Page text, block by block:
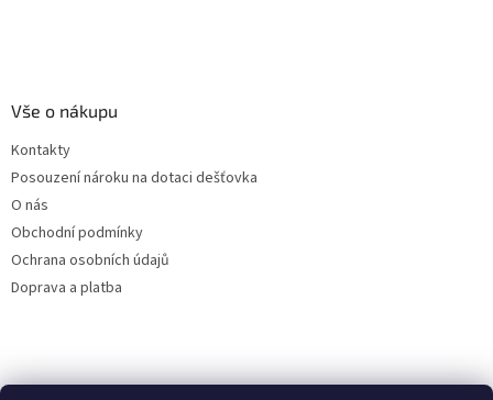
Vše o nákupu
Kontakty
Posouzení nároku na dotaci dešťovka
O nás
Obchodní podmínky
Ochrana osobních údajů
Doprava a platba